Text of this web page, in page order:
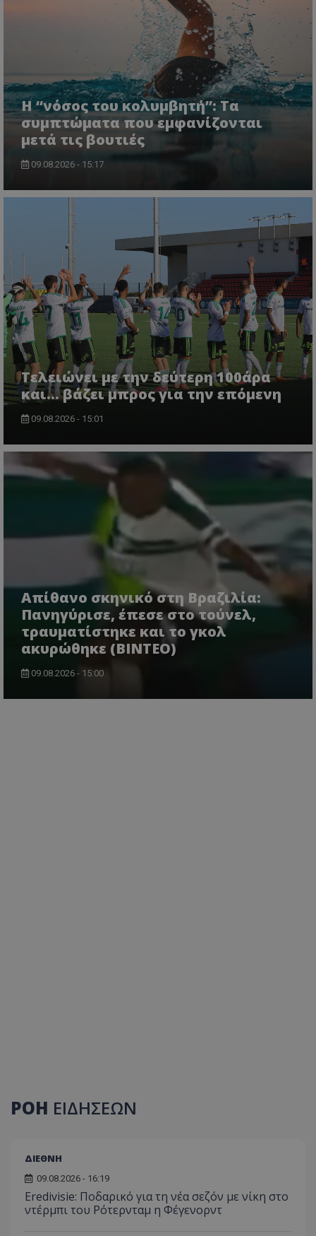
Η “νόσος του κολυμβητή”: Τα
συμπτώματα που εμφανίζονται
μετά τις βουτιές
09.08.2026 - 15:17
Τελειώνει με την δεύτερη 100άρα
και... βάζει μπρος για την επόμενη
09.08.2026 - 15:01
Απίθανο σκηνικό στη Βραζιλία:
Πανηγύρισε, έπεσε στο τούνελ,
τραυματίστηκε και το γκολ
ακυρώθηκε (BINTEO)
09.08.2026 - 15:00
ΡΟΗ ΕΙΔΗΣΕΩΝ
ΔΙΕΘΝΗ
09.08.2026 - 16:19
Eredivisie: Ποδαρικό για τη νέα σεζόν με νίκη στο
ντέρμπι του Ρότερνταμ η Φέγενορντ